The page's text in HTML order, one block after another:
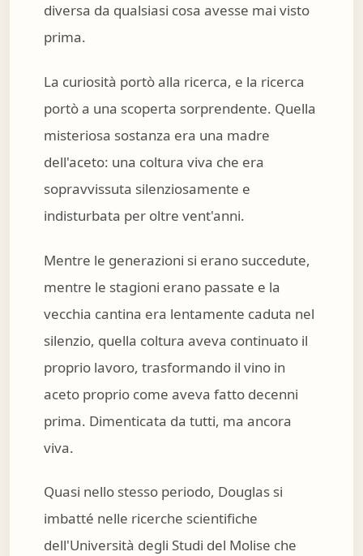
diversa da qualsiasi cosa avesse mai visto
prima.
La curiosità portò alla ricerca, e la ricerca
portò a una scoperta sorprendente. Quella
misteriosa sostanza era una madre
dell'aceto: una coltura viva che era
sopravvissuta silenziosamente e
indisturbata per oltre vent'anni.
Mentre le generazioni si erano succedute,
mentre le stagioni erano passate e la
vecchia cantina era lentamente caduta nel
silenzio, quella coltura aveva continuato il
proprio lavoro, trasformando il vino in
aceto proprio come aveva fatto decenni
prima. Dimenticata da tutti, ma ancora
viva.
Quasi nello stesso periodo, Douglas si
imbatté nelle ricerche scientifiche
dell'Università degli Studi del Molise che